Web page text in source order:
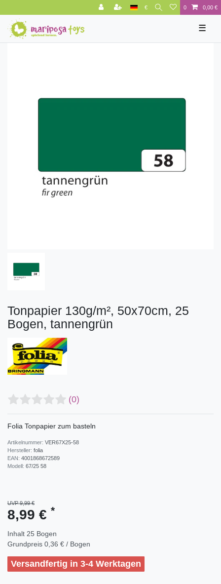
€ 0 0,00 €
☰
Tonpapier 130g/m², 50x70cm, 25
Bogen, tannengrün
(0)
Folia Tonpapier zum basteln
Artikelnummer: VER67X25-58
Hersteller: folia
EAN: 4001868672589
Modell: 67/25 58
UVP 9,99 €
8,99 € *
Inhalt 25 Bogen
Grundpreis 0,36 € / Bogen
Versandfertig in 3-4 Werktagen